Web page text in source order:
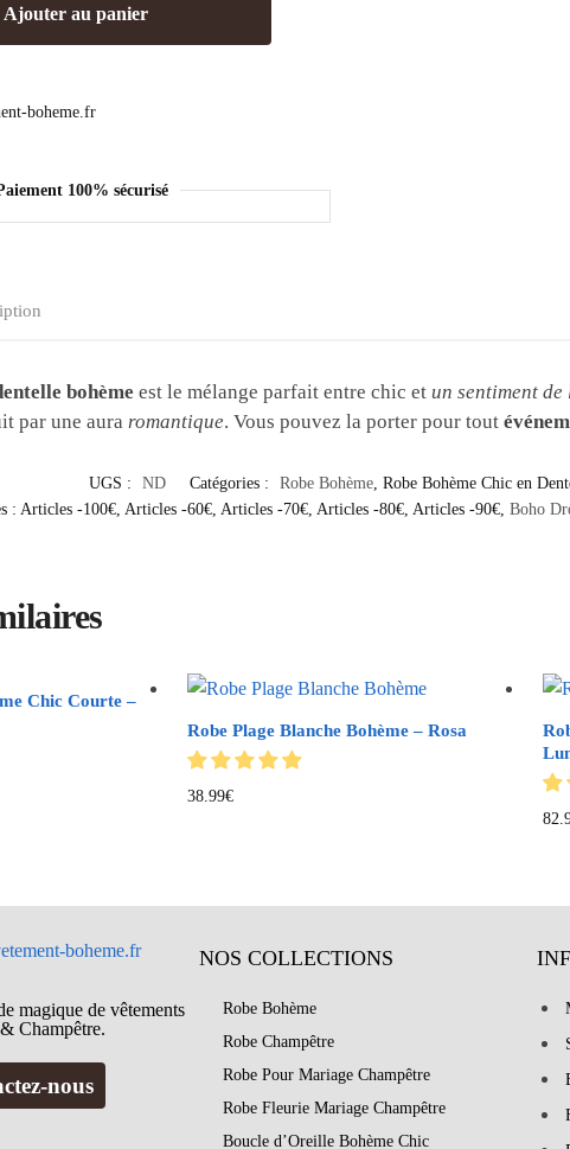
Ajouter au panier
100% sécurisé
bohème est le mélange parfait entre chic et un sentiment
par une aura romantique. Vous pouvez la porter pour tout
UGS : ND Catégories : Robe Bohème, Robe Bohème Chic en
: Articles -100€, Articles -60€, Articles -70€, Articles -80€, Articles -90€, Boho
Chic Courte –
Robe Plage Blanche Bohème – Rosa
38.99€
magique de vêtements
Champêtre.
nous
NOS COLLECTIONS
Robe Bohème
Robe Champêtre
Robe Pour Mariage Champêtre
Robe Fleurie Mariage Champêtre
Boucle d’Oreille Bohème Chic